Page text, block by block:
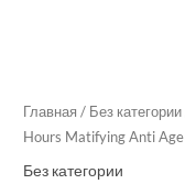
Главная / Без категории
Hours Matifying Anti
Без категории